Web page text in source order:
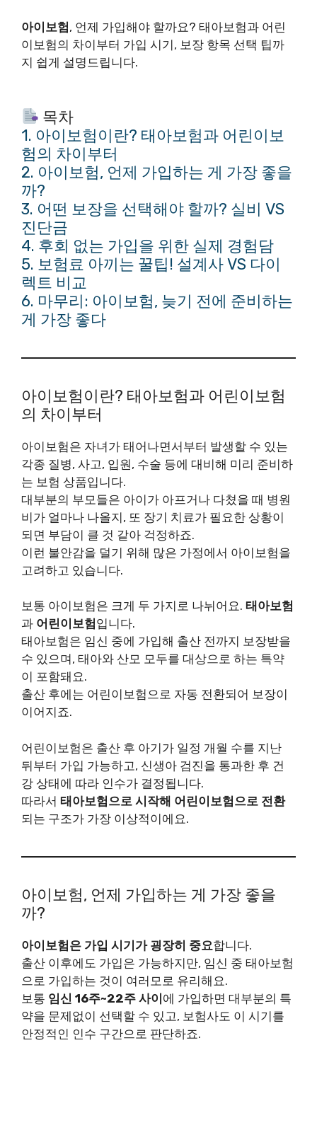
아이보험, 언제 가입해야 할까요? 태아보험과 어린
이보험의 차이부터 가입 시기, 보장 항목 선택 팁까
지 쉽게 설명드립니다.
목차
1. 아이보험이란? 태아보험과 어린이보
험의 차이부터
2. 아이보험, 언제 가입하는 게 가장 좋을
까?
3. 어떤 보장을 선택해야 할까? 실비 VS
진단금
4. 후회 없는 가입을 위한 실제 경험담
5. 보험료 아끼는 꿀팁! 설계사 VS 다이
렉트 비교
6. 마무리: 아이보험, 늦기 전에 준비하는
게 가장 좋다
아이보험이란? 태아보험과 어린이보험
의 차이부터
아이보험은 자녀가 태어나면서부터 발생할 수 있는
각종 질병, 사고, 입원, 수술 등에 대비해 미리 준비하
는 보험 상품입니다.
대부분의 부모들은 아이가 아프거나 다쳤을 때 병원
비가 얼마나 나올지, 또 장기 치료가 필요한 상황이
되면 부담이 클 것 같아 걱정하죠.
이런 불안감을 덜기 위해 많은 가정에서 아이보험을
고려하고 있습니다.
보통 아이보험은 크게 두 가지로 나뉘어요. 태아보험
과 어린이보험입니다.
태아보험은 임신 중에 가입해 출산 전까지 보장받을
수 있으며, 태아와 산모 모두를 대상으로 하는 특약
이 포함돼요.
출산 후에는 어린이보험으로 자동 전환되어 보장이
이어지죠.
어린이보험은 출산 후 아기가 일정 개월 수를 지난
뒤부터 가입 가능하고, 신생아 검진을 통과한 후 건
강 상태에 따라 인수가 결정됩니다.
따라서 태아보험으로 시작해 어린이보험으로 전환
되는 구조가 가장 이상적이에요.
아이보험, 언제 가입하는 게 가장 좋을
까?
아이보험은 가입 시기가 굉장히 중요합니다.
출산 이후에도 가입은 가능하지만, 임신 중 태아보험
으로 가입하는 것이 여러모로 유리해요.
보통 임신 16주~22주 사이에 가입하면 대부분의 특
약을 문제없이 선택할 수 있고, 보험사도 이 시기를
안정적인 인수 구간으로 판단하죠.